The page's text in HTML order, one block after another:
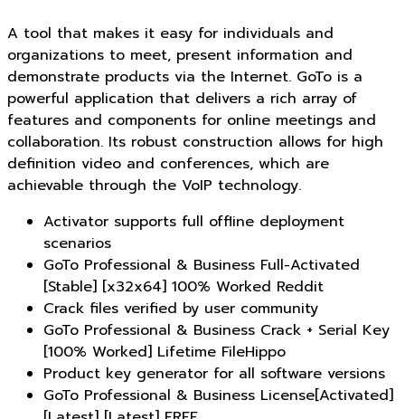
A tool that makes it easy for individuals and
organizations to meet, present information and
demonstrate products via the Internet. GoTo is a
powerful application that delivers a rich array of
features and components for online meetings and
collaboration. Its robust construction allows for high
definition video and conferences, which are
achievable through the VoIP technology.
Activator supports full offline deployment
scenarios
GoTo Professional & Business Full-Activated
[Stable] [x32x64] 100% Worked Reddit
Crack files verified by user community
GoTo Professional & Business Crack + Serial Key
[100% Worked] Lifetime FileHippo
Product key generator for all software versions
GoTo Professional & Business License[Activated]